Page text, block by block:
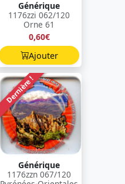
Générique
1176zzi 062/120
Orne 61
0,60€
Ajouter
Dernière !
Générique
1176zzn 067/120